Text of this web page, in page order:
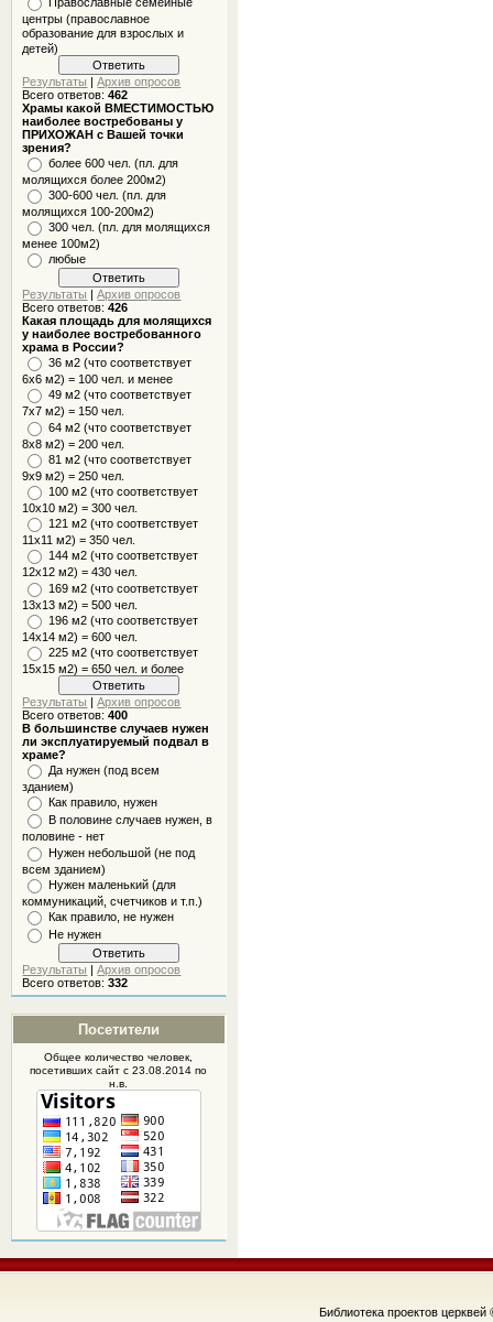
центры (православное
образование для взрослых и
детей)
Результаты |Архив опросов
Всего ответов:462
Храмы какой ВМЕСТИМОСТЬЮ
наиболее востребованы у
ПРИХОЖАН с Вашей точки
зрения?
более 600 чел. (пл. для
молящихся более 200м2)
300-600 чел. (пл. для
молящихся 100-200м2)
300 чел. (пл. для молящихся
менее 100м2)
любые
Результаты |Архив опросов
Всего ответов:426
Какая площадь для молящихся
у наиболее востребованного
храма в России?
36 м2 (что соответствует
6x6 м2) = 100 чел. и менее
49 м2 (что соответствует
7x7 м2) = 150 чел.
64 м2 (что соответствует
8x8 м2) = 200 чел.
81 м2 (что соответствует
9х9 м2) = 250 чел.
100 м2 (что соответствует
10x10 м2) = 300 чел.
121 м2 (что соответствует
11х11 м2) = 350 чел.
144 м2 (что соответствует
12х12 м2) = 430 чел.
169 м2 (что соответствует
13х13 м2) = 500 чел.
196 м2 (что соответствует
14х14 м2) = 600 чел.
225 м2 (что соответствует
15х15 м2) = 650 чел. и более
Результаты |Архив опросов
Всего ответов:400
В большинстве случаев нужен
ли эксплуатируемый подвал в
храме?
Да нужен (под всем
зданием)
Как правило, нужен
В половине случаев нужен, в
половине - нет
Нужен небольшой (не под
всем зданием)
Нужен маленький (для
коммуникаций, счетчиков и т.п.)
Как правило, не нужен
Не нужен
Результаты |Архив опросов
Всего ответов:332
Посетители
Общее количество человек,
посетившихсайтс 23.08.2014 по
н.в.
Библиотека проектов церквей